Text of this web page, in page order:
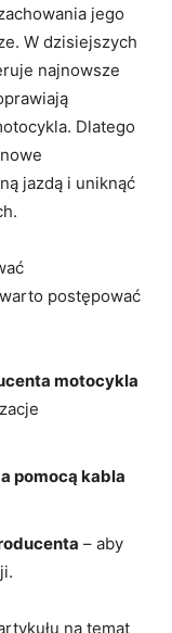
jego
W dzisiejszych
najnowsze
Dlatego
jazdą ⁣i uniknąć
postępować
motocykla
pomocą kabla
– aby
na temat